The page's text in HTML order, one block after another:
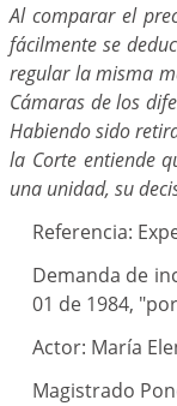
Al comparar el
fácilmente se
regular la misma
Cámaras de los
Habiendo sido
la Corte entiende
una unidad, su
Referencia:
Demanda de
01 de 1984,
Actor: María
Magistrado